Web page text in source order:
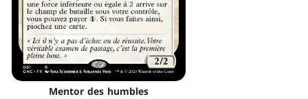
Mentor des humbles